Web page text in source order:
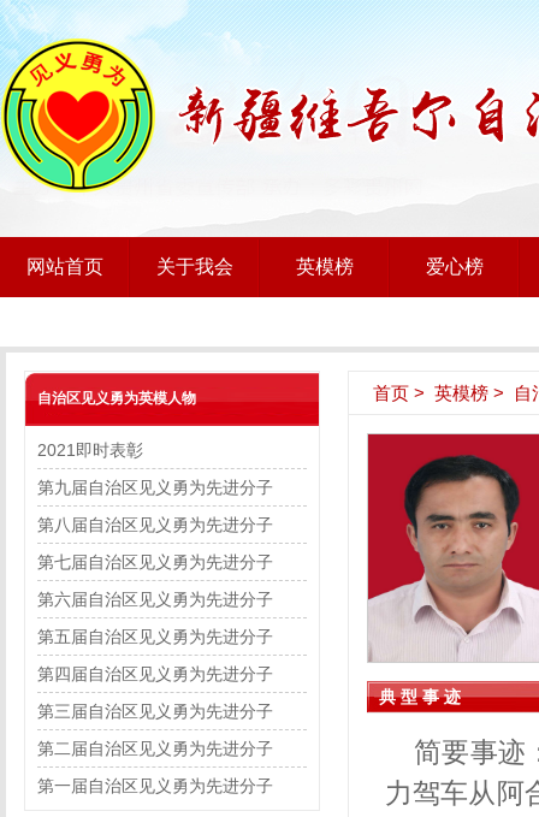
网站首页 关于我会 英模榜 爱心榜
自治区见义勇为英模人物
2021即时表彰
第九届自治区见义勇为先进分子
第八届自治区见义勇为先进分子
第七届自治区见义勇为先进分子
第六届自治区见义勇为先进分子
第五届自治区见义勇为先进分子
第四届自治区见义勇为先进分子
第三届自治区见义勇为先进分子
第二届自治区见义勇为先进分子
第一届自治区见义勇为先进分子
首页 > 英模榜 > 自
典 型 事 迹
简要事迹
力驾车从阿